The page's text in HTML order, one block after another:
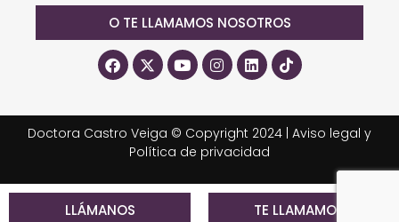
O TE LLAMAMOS NOSOTROS
Doctora Castro Veiga © Copyright 2024 | Aviso legal y
Política de privacidad
LLÁMANOS TE LLAMAMOS